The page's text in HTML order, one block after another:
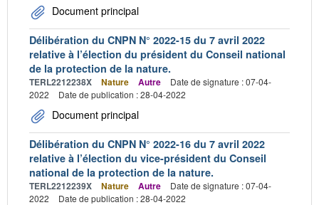
Document principal
Délibération du CNPN N° 2022-15 du 7 avril 2022
relative à l’élection du président du Conseil national
de la protection de la nature.
TERL2212238X Nature Autre
Date de signature : 07-04-
2022
Date de publication : 28-04-2022
Document principal
Délibération du CNPN N° 2022-16 du 7 avril 2022
relative à l’élection du vice-président du Conseil
national de la protection de la nature.
TERL2212239X Nature Autre
Date de signature : 07-04-
2022
Date de publication : 28-04-2022